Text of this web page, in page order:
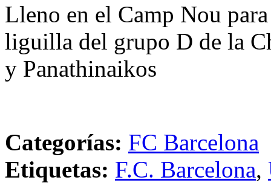
Lleno en el Camp Nou
liguilla del grupo D de la
y Panathinaikos
Categorías: FC Barcelona
Etiquetas: F.C. Barcelona,